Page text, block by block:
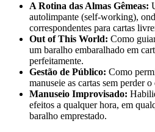
A Rotina das Almas Gêmeas:
autolimpante (self-working),
correspondentes para cartas
Out of This World: Como
um baralho embaralhado em
perfeitamente.
Gestão de Público: Como
manuseie as cartas sem perder
Manuseio Improvisado:
efeitos a qualquer hora, em
baralho emprestado.